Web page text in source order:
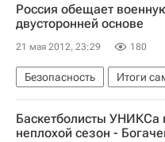
ПБК Локомотив-Кубань
Россия обещает
двусторонней основе
21 мая 2012, 23:29 180
Безопасность Итоги
Баскетболисты УНИКСа
неплохой сезон -